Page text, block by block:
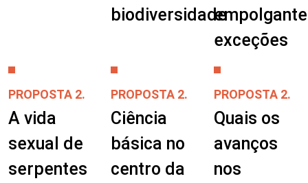
biodiversidade
exceções
PROPOSTA 2.
A vida
sexual de
serpentes
PROPOSTA 2.
Ciência
básica no
centro da
PROPOSTA 2.
Quais os
avanços
nos